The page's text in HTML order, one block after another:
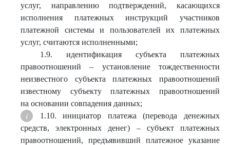
услуг, направлению подтверждений, касающихся
исполнения платежных инструкций участников
платежной системы и пользователей их платежных
услуг, считаются исполненными;
1.9. идентификация субъекта платежных
правоотношений – установление тождественности
неизвестного субъекта платежных правоотношений
известному субъекту платежных правоотношений
на основании совпадения данных;
1.10. инициатор платежа (перевода денежных
средств, электронных денег) – субъект платежных
правоотношений, предъявивший платежное указание